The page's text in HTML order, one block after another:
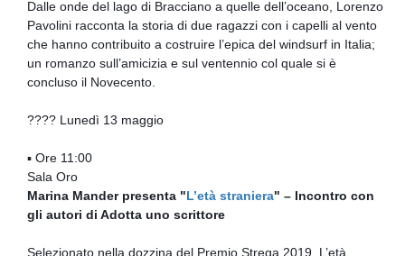
Dalle onde del lago di Bracciano a quelle dell’oceano, Lorenzo
Pavolini racconta la storia di due ragazzi con i capelli al vento
che hanno contribuito a costruire l’epica del windsurf in Italia;
un romanzo sull’amicizia e sul ventennio col quale si è
concluso il Novecento.
???? Lunedì 13 maggio
▪ Ore 11:00
Sala Oro
Marina Mander presenta "L’età straniera" – Incontro con
gli autori di Adotta uno scrittore
Selezionato nella dozzina del Premio Strega 2019, L’età